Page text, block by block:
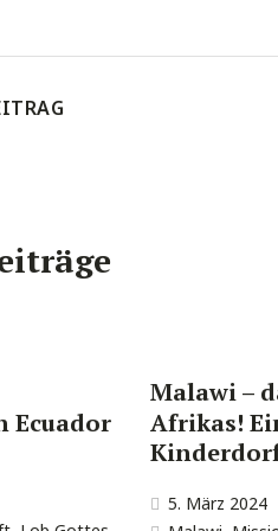
Ecuador
Malawi –
Afrikas!
5. März 2024